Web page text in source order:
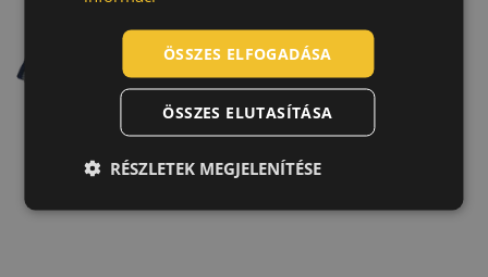
GERMAN
ÖSSZES ELFOGADÁSA
ÖSSZES ELUTASÍTÁSA
RÉSZLETEK MEGJELENÍTÉSE